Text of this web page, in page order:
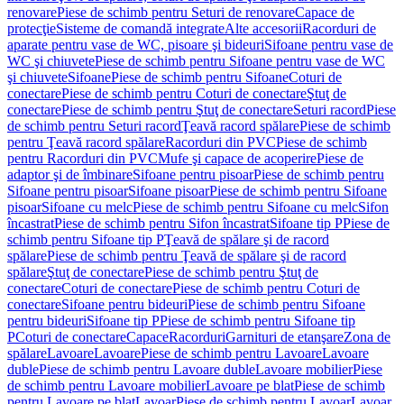
renovarePiese de schimb pentru Seturi de renovareCapace de
protecţieSisteme de comandă integrateAlte accesoriiRacorduri de
aparate pentru vase de WC, pisoare şi bideuriSifoane pentru vase de
WC şi chiuvetePiese de schimb pentru Sifoane pentru vase de WC
şi chiuveteSifoanePiese de schimb pentru SifoaneCoturi de
conectarePiese de schimb pentru Coturi de conectareŞtuţ de
conectarePiese de schimb pentru Ştuţ de conectareSeturi racordPiese
de schimb pentru Seturi racordŢeavă racord spălarePiese de schimb
pentru Ţeavă racord spălareRacorduri din PVCPiese de schimb
pentru Racorduri din PVCMufe şi capace de acoperirePiese de
adaptor şi de îmbinareSifoane pentru pisoarPiese de schimb pentru
Sifoane pentru pisoarSifoane pisoarPiese de schimb pentru Sifoane
pisoarSifoane cu melcPiese de schimb pentru Sifoane cu melcSifon
încastratPiese de schimb pentru Sifon încastratSifoane tip PPiese de
schimb pentru Sifoane tip PŢeavă de spălare şi de racord
spălarePiese de schimb pentru Ţeavă de spălare şi de racord
spălareŞtuţ de conectarePiese de schimb pentru Ştuţ de
conectareCoturi de conectarePiese de schimb pentru Coturi de
conectareSifoane pentru bideuriPiese de schimb pentru Sifoane
pentru bideuriSifoane tip PPiese de schimb pentru Sifoane tip
PCoturi de conectareCapaceRacorduriGarnituri de etanşareZona de
spălareLavoareLavoarePiese de schimb pentru LavoareLavoare
dublePiese de schimb pentru Lavoare dubleLavoare mobilierPiese
de schimb pentru Lavoare mobilierLavoare pe blatPiese de schimb